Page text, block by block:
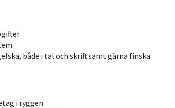
både i tal och skrift samt gärna finska
i ryggen